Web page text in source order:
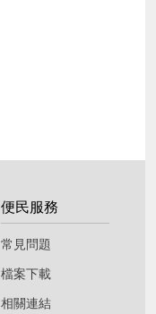
便民服務
常見問題
檔案下載
相關連結